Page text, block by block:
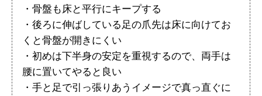
・骨盤も床と平行にキープする
・後ろに伸ばしている足の爪先は床に向けてお
くと骨盤が開きにくい
・初めは下半身の安定を重視するので、両手は
腰に置いてやると良い
・手と足で引っ張りあうイメージで真っ直ぐに